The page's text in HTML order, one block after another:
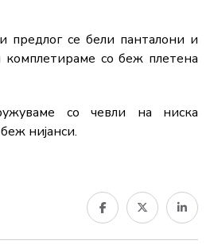
предлог се бели панталони и
со беж плетена
со чевли на ниска
нијанси.